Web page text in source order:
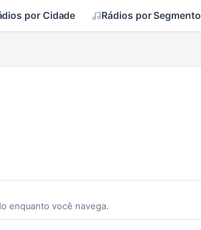
por Cidade Rádios por Segmento
enquanto você navega.